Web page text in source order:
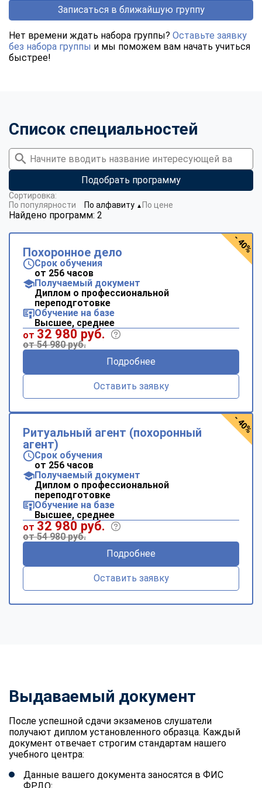
Записаться в ближайшую группу
Нет времени ждать набора группы? Оставьте заявку
без набора группы и мы поможем вам начать учиться
быстрее!
Список специальностей
Подобрать программу
Найдено программ: 2
Сортировка:
По популярности
По алфавиту ▼ По цене
Похоронное дело
Срок обучения
от 256 часов
Получаемый документ
Диплом о профессиональной
переподготовке
Обучение на базе
Высшее, среднее
от 32 980 руб.
от 54 980 руб.
Подробнее
Оставить заявку
- 40%
Ритуальный агент (похоронный
агент)
Срок обучения
от 256 часов
Получаемый документ
Диплом о профессиональной
переподготовке
Обучение на базе
Высшее, среднее
от 32 980 руб.
от 54 980 руб.
Подробнее
Оставить заявку
- 40%
Выдаваемый документ
После успешной сдачи экзаменов слушатели
получают диплом установленного образца. Каждый
документ отвечает строгим стандартам нашего
учебного центра:
Данные вашего документа заносятся в ФИС